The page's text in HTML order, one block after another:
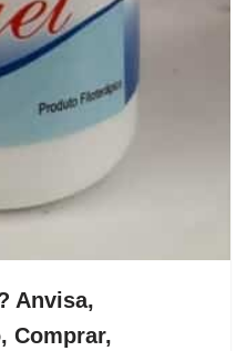
Anvisa,
Comprar,